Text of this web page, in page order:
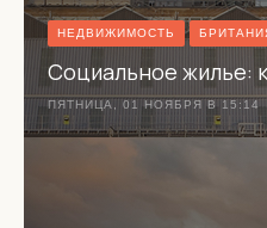
НЕДВИЖИМОСТЬ
Социальное жилье:
ПЯТНИЦА, 01 НОЯБРЯ В 15:14